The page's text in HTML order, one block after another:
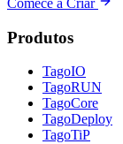
Produtos
TagoIO
TagoRUN
TagoCore
TagoDeploy
TagoTiP